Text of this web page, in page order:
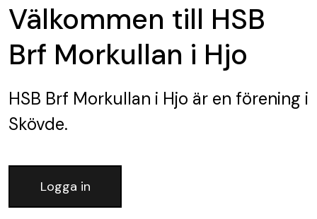
Välkommen till HSB
Brf Morkullan i Hjo
HSB Brf Morkullan i Hjo är en förening i
Skövde.
Logga in